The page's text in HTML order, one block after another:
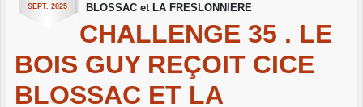
SEPT. 2025
BLOSSAC et LA FRESLONNIERE
CHALLENGE 35 . LE
BOIS GUY REÇOIT CICE
BLOSSAC ET LA